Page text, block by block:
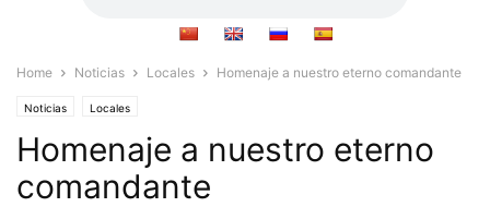
Home Noticias Locales Homenaje a nuestro eterno comandante
Noticias Locales
Homenaje a nuestro eterno
comandante